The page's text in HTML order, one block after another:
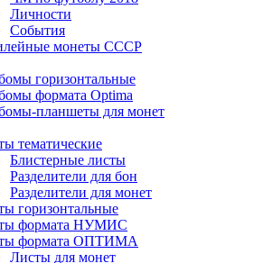
Личности
События
монеты СССР
горизонтальные
формата Optima
планшеты для монет
тематические
Блистерные листы
Разделители для бон
Разделители для монет
горизонтальные
формата НУМИС
формата ОПТИМА
Листы для монет